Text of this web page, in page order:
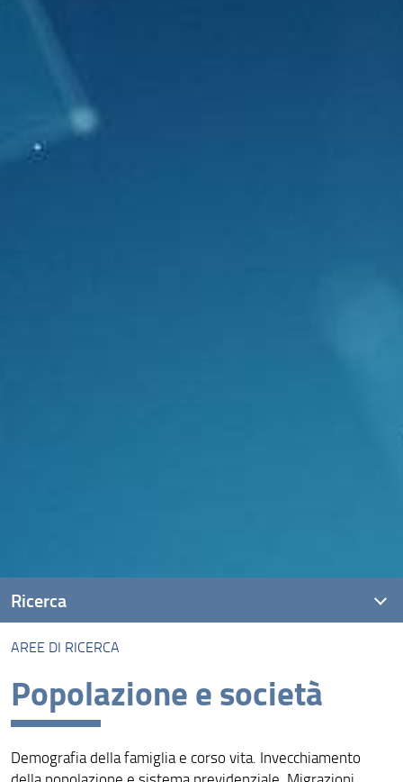
AREE DI RICERCA
Popolazione e società
Demografia della famiglia e corso vita. Invecchiamento
Ricerca
Progetti
Ricerca DiSIA su Covid-19
Aree di ricerca
Eventi, seminari, short courses